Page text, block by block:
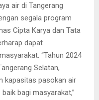
air di Tangerang
segala program
Cipta Karya dan Tata
dapat
“Tahun 2024
Selatan,
kapasitas pasokan air
bagi masyarakat,”